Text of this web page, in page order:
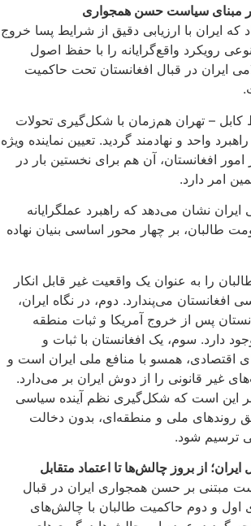
بر مبنای سیاست حسن همجواری
ایران با ارزیابی دقیق از شرایط پسا خروج
‌نوعی رویکرد واقع‌گرایانه را با حفظ اصول
ایران در قبال افغانستان تحت حاکمیت
کابل – تهران هم‌زمان با شکل‌گیری تحولات
واحد و نهادمند گردید. تعیین نماینده ویژه
افغانستان، آن هم برای نخستین بار در
امر دارد.
نشان می‌دهد که راهبرد عملگرایانه
طالبان، بر چهار محور اساسی بنیان نهاده
را به عنوان یک واقعیت غیر قابل انکار
می‌پندارد. دوم، در نگاه ایران،
پس از خروج آمریکا و ثبات منطقه
دارد. سوم، یک افغانستان با ثبات و
اقتصادی، همسو با منافع ملی ایران است و
غیر قانونی را از دوش ایران بر می‌دارد.
این است که شکل‌گیری نظم آینده سیاسی
روندهای ملی و منطقه‌ای، بدون دخالت
ترسیم شود.
از بروز چالش‌ها تا اعتماد متقابل
مبتنی بر حسن همجواری ایران در قبال
اول و دوم حاکمیت طالبان با چالش‌های